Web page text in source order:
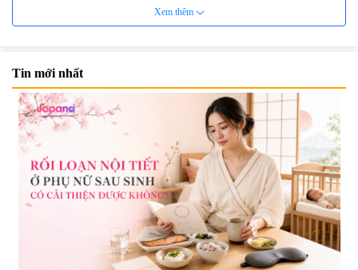
Mặt Nạ Nichiei Bussan Nano
NMN+ 3D Face Mask Luxury (8
miếng)
0
1.890.000 đ
Viên uống bổ não Ribeto Shoji
Ichoha Ekisu Plus - 90 viên
|57.920
1.450.000 đ
Xem thêm
Tin mới nhất